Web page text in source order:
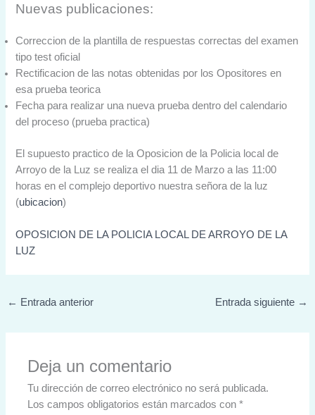
Nuevas publicaciones:
Correccion de la plantilla de respuestas correctas del examen
tipo test oficial
Rectificacion de las notas obtenidas por los Opositores en
esa prueba teorica
Fecha para realizar una nueva prueba dentro del calendario
del proceso (prueba practica)
El supuesto practico de la Oposicion de la Policia local de
Arroyo de la Luz se realiza el dia 11 de Marzo a las 11:00
horas en el complejo deportivo nuestra señora de la luz
(ubicacion)
OPOSICION DE LA POLICIA LOCAL DE ARROYO DE LA
LUZ
← Entrada anterior Entrada siguiente →
Deja un comentario
Tu dirección de correo electrónico no será publicada.
Los campos obligatorios están marcados con*